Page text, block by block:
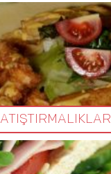
ATIŞTIRMALIKLAR